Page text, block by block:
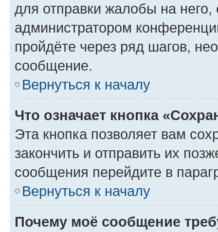
для отправки жалобы на
администратором
пройдёте через ряд шагов,
сообщение.
Вернуться к началу
Что означает кнопка
Эта кнопка позволяет вам
закончить и отправить их
сообщения перейдите в
Вернуться к началу
Почему моё сообщение